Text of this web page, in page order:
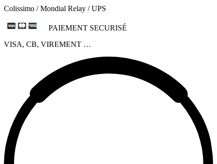
Colissimo / Mondial Relay / UPS
PAIEMENT SECURISÉ
VISA, CB, VIREMENT …